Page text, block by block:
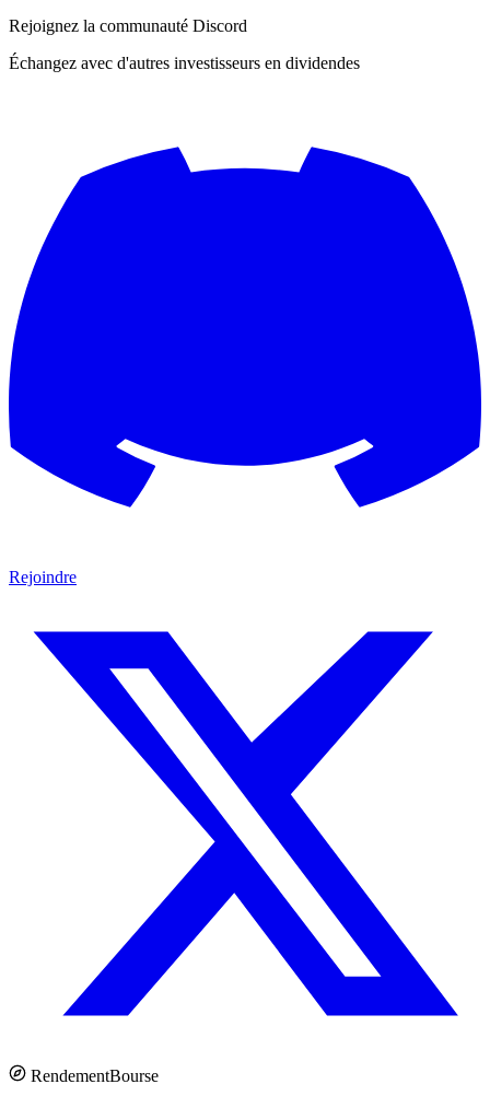
Rejoignez la communauté Discord
Échangez avec d'autres investisseurs en dividendes
Rejoindre
RendementBourse